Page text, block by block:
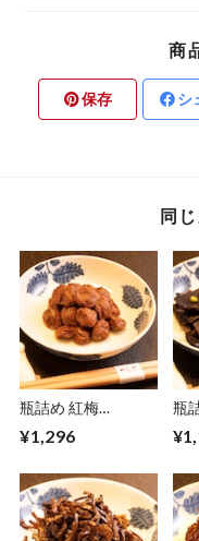
商
保存 シ
同
瓶詰め 紅梅
¥1,296
瓶